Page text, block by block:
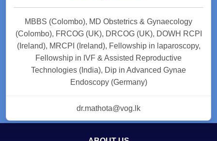
MBBS (Colombo), MD Obstetrics & Gynaecology
(Colombo), FRCOG (UK), DRCOG (UK), DOWH RCPI
(Ireland), MRCPI (Ireland), Fellowship in laparoscopy,
Fellowship in IVF & Assisted Reproductive
Technologies (India), Dip in Advanced Gynae
Endoscopy (Germany)
dr.mathota@vog.lk